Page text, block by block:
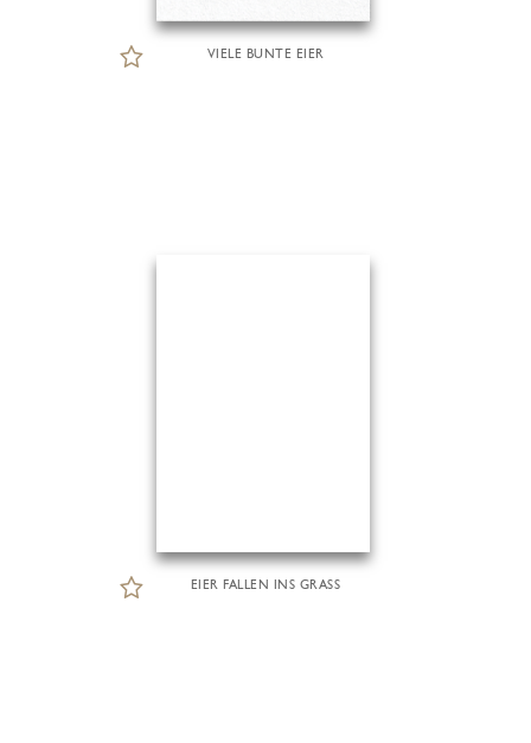
VIELE BUNTE EIER
EIER FALLEN INS GRASS